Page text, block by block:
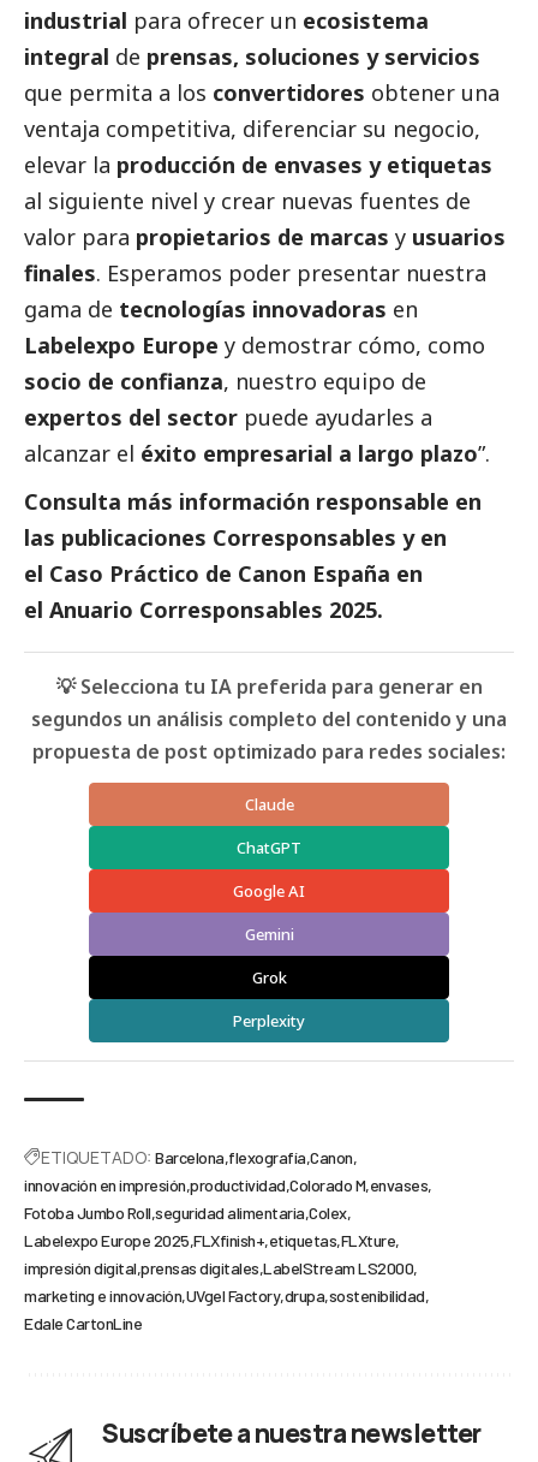
industrial para ofrecer un ecosistema
integral de prensas, soluciones y servicios
que permita a los convertidores obtener una
ventaja competitiva, diferenciar su negocio,
elevar la producción de envases y etiquetas
al siguiente nivel y crear nuevas fuentes de
valor para propietarios de marcas y usuarios
finales. Esperamos poder presentar nuestra
gama de tecnologías innovadoras en
Labelexpo Europe y demostrar cómo, como
socio de confianza, nuestro equipo de
expertos del sector puede ayudarles a
alcanzar el éxito empresarial a largo plazo”.
Consulta más información responsable en
las publicaciones Corresponsables y en
el Caso Práctico de Canon España en
el Anuario Corresponsables 2025.
💡 Selecciona tu IA preferida para generar en
segundos un análisis completo del contenido y una
propuesta de post optimizado para redes sociales:
Claude
ChatGPT
Google AI
Gemini
Grok
Perplexity
ETIQUETADO: Barcelona flexografía Canon
innovación en impresión productividad Colorado M envases
Fotoba Jumbo Roll seguridad alimentaria Colex
Labelexpo Europe 2025 FLXfinish+ etiquetas FLXture
impresión digital prensas digitales LabelStream LS2000
marketing e innovación UVgel Factory drupa sostenibilidad
Edale CartonLine
Suscríbete a nuestra newsletter